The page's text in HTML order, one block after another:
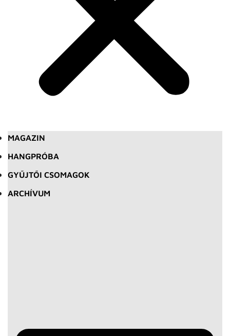
MAGAZIN
HANGPRÓBA
GYŰJTŐI CSOMAGOK
ARCHÍVUM